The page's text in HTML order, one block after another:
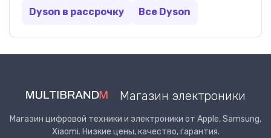
Dyson в рассрочку Все Dyson
Магазин электроники
Магазин цифровой техники и электроники от Apple, Samsung,
Xiaomi. Низкие цены, качество, гарантия.